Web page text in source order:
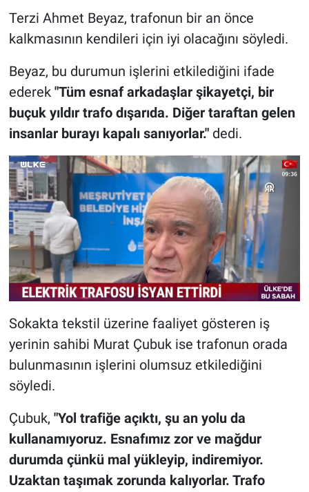
Terzi Ahmet Beyaz, trafonun bir an önce
kalkmasının kendileri için iyi olacağını söyledi.
Beyaz, bu durumun işlerini etkilediğini ifade
ederek "Tüm esnaf arkadaşlar şikayetçi, bir
buçuk yıldır trafo dışarıda. Diğer taraftan gelen
insanlar burayı kapalı sanıyorlar." dedi.
Sokakta tekstil üzerine faaliyet gösteren iş
yerinin sahibi Murat Çubuk ise trafonun orada
bulunmasının işlerini olumsuz etkilediğini
söyledi.
Çubuk, "Yol trafiğe açıktı, şu an yolu da
kullanamıyoruz. Esnafımız zor ve mağdur
durumda çünkü mal yükleyip, indiremiyor.
Uzaktan taşımak zorunda kalıyorlar. Trafo